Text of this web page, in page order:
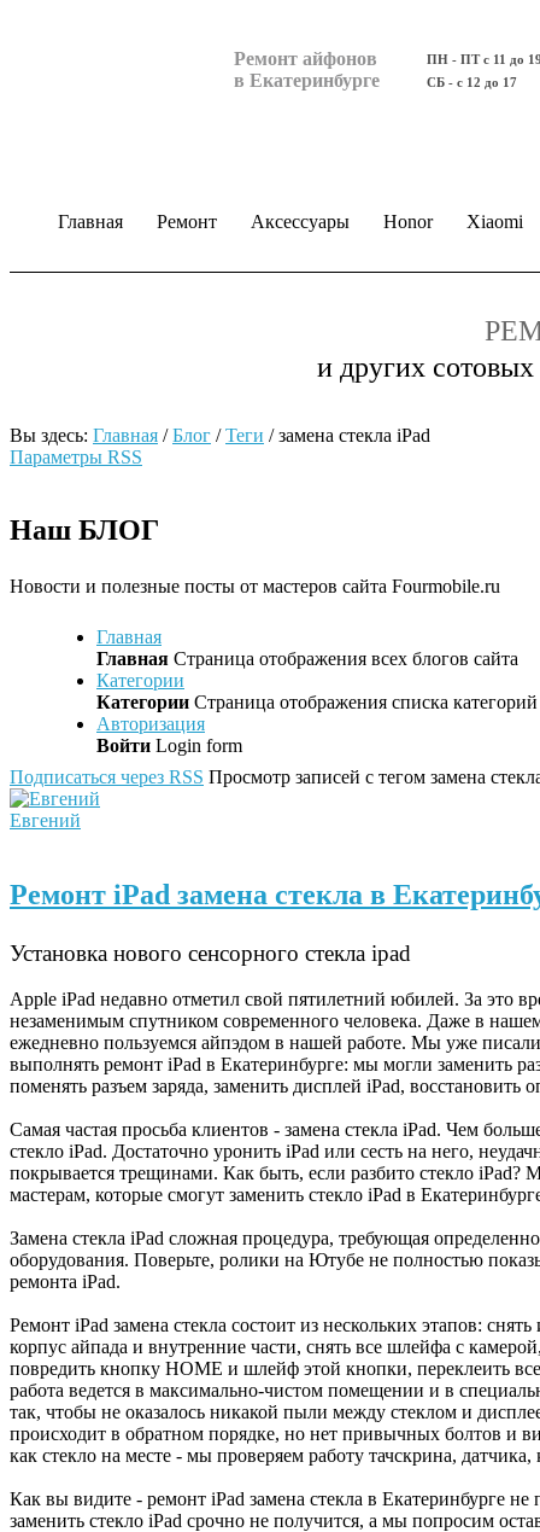
Ремонт айфонов
в Екатеринбурге
ПН - ПТ с 11 до
СБ - с 12 до 17
Главная Ремонт Аксессуары Honor Xiaomi
и других
Вы здесь: Главная /Блог /Теги /замена стекла iPad
Параметры RSS
Наш БЛОГ
Новости и полезные посты от мастеров сайта Fourmobile.ru
Главная
Главная Страница отображения всех блогов сайта
Категории
Категории Страница отображения списка
Авторизация
Войти Login form
Подписаться через RSS Просмотр записей с тегом замена
Евгений
Ремонт iPad замена стекла в
Установка нового сенсорного стекла ipad
Apple iPad недавно отметил свой пятилетний юбилей. За это
незаменимым спутником современного человека. Даже в
ежедневно пользуемся айпэдом в нашей работе. Мы уже
выполнять ремонт iPad в Екатеринбурге: мы могли заменить
поменять разъем заряда, заменить дисплей iPad, восстановить
Самая частая просьба клиентов - замена стекла iPad. Чем
стекло iPad. Достаточно уронить iPad или сесть на него,
покрывается трещинами. Как быть, если разбито стекло
мастерам, которые смогут заменить стекло iPad в
Замена стекла iPad сложная процедура, требующая
оборудования. Поверьте, ролики на Ютубе не полностью
ремонта iPad.
Ремонт iPad замена стекла состоит из нескольких этапов:
корпус айпада и внутренние части, снять все шлейфа с
повредить кнопку HOME и шлейф этой кнопки, переклеить
работа ведется в максимально-чистом помещении и в
так, чтобы не оказалось никакой пыли между стеклом и
происходит в обратном порядке, но нет привычных болтов и
как стекло на месте - мы проверяем работу тачскрина,
Как вы видите - ремонт iPad замена стекла в Екатеринбурге
заменить стекло iPad срочно не получится, а мы попросим